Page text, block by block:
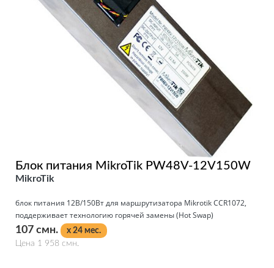
Блок питания MikroTik PW48V-12V150W
MikroTik
блок питания 12В/150Вт для маршрутизатора Mikrotik CCR1072,
поддерживает технологию горячей замены (Hot Swap)
107 смн.
x 24 мес.
Цена 1 958 смн.